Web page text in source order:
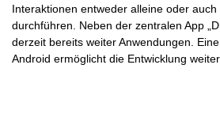
Interaktionen entweder alleine oder
durchführen. Neben der zentralen App
derzeit bereits weiter Anwendungen.
Android ermöglicht die Entwicklung